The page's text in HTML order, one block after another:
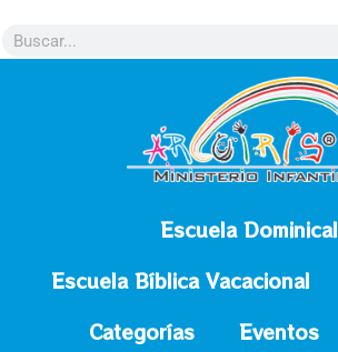
Escuela Dominical
Escuela Bíblica Vacacional
Categorías
Eventos